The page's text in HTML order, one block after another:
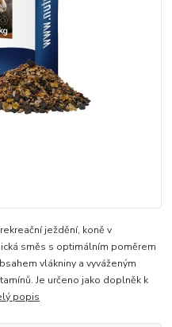
ježdění, koně v
směs s optimálním poměrem
vlákniny a vyváženým
Je určeno jako doplněk k
popis